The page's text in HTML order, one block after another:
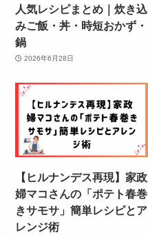
人気レシピまとめ｜炊き込
みご飯・丼・時短おかず・
鍋
2026年6月28日
【ヒルナンデス再現】家政
婦マコさんの「ポテト春巻
きサモサ」簡単レシピとア
レンジ術